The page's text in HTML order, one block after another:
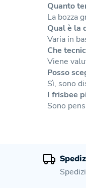
Quanto
La bozza
Qual è la
Varia in
Che
Viene
Posso
Sì, sono
I frisbee
Sono